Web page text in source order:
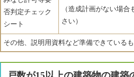
否判定チェック
シート
（造成計画がない場合
さい）
その他、説明用資料など準備できている